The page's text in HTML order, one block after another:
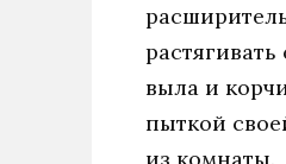
выла и
пыткой